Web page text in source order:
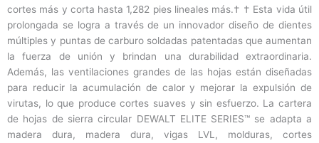
cortes más y corta hasta 1,282 pies lineales más.† † Esta vida útil
prolongada se logra a través de un innovador diseño de dientes
múltiples y puntas de carburo soldadas patentadas que aumentan
la fuerza de unión y brindan una durabilidad extraordinaria.
Además, las ventilaciones grandes de las hojas están diseñadas
para reducir la acumulación de calor y mejorar la expulsión de
virutas, lo que produce cortes suaves y sin esfuerzo. La cartera
de hojas de sierra circular DEWALT ELITE SERIES™ se adapta a
madera dura, madera dura, vigas LVL, molduras, cortes